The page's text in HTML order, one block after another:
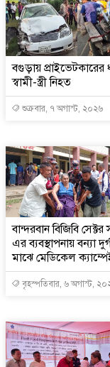
বগুড়ায় প্রাইভেটকারের
স্বামী-স্ত্রী নিহত
শুক্রবার, ৭ অগাস্ট, ২০২৬
বান্দরবান বিজিবি
এর ব্যবস্থাপনায় বন্যা
মাঝে মেডিকেল
বৃহস্পতিবার, ৬ অগাস্ট,